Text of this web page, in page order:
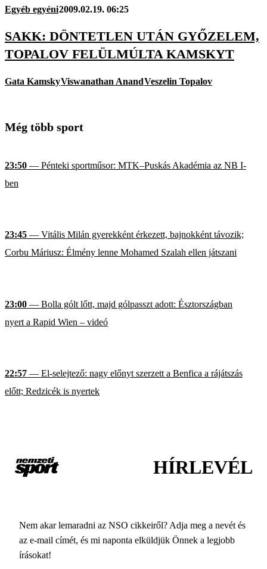
Egyéb egyéni2009.02.19. 06:25
SAKK: DÖNTETLEN UTÁN GYŐZELEM,
TOPALOV FELÜLMÚLTA KAMSKYT
Gata KamskyViswanathan AnandVeszelin Topalov
Még több sport
23:50 — Pénteki sportműsor: MTK–Puskás Akadémia az NB I-
ben
23:45 — Vitális Milán gyerekként érkezett, bajnokként távozik;
Corbu Máriusz: Élmény lenne Mohamed Szalah ellen játszani
23:00 — Bolla gólt lőtt, majd gólpasszt adott: Észtországban
nyert a Rapid Wien – videó
22:57 — El-selejtező: nagy előnyt szerzett a Benfica a rájátszás
előtt; Redzicék is nyertek
HÍRLEVÉL
Nem akar lemaradni az NSO cikkeiről? Adja meg a nevét és
az e-mail címét, és mi naponta elküldjük Önnek a legjobb
írásokat!